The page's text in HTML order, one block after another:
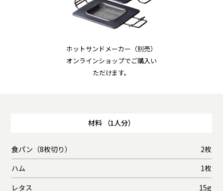
ホットサンドメーカー（別売）
オンラインショップでご購入い
ただけます。
材料 （1人分）
食パン（8枚切り）
2枚
ハム
1枚
レタス
15g